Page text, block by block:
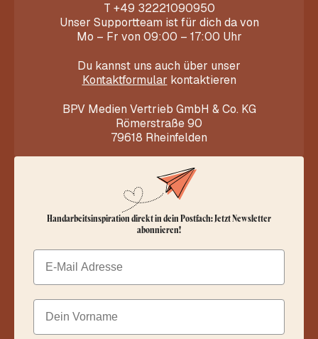
T +49 32221090950
Unser Supportteam ist für dich da von
Mo – Fr von 09:00 – 17:00 Uhr
Du kannst uns auch über unser
Kontaktformular kontaktieren
BPV Medien Vertrieb GmbH & Co. KG
Römerstraße 90
79618 Rheinfelden
Handarbeitsinspiration direkt in dein Postfach: Jetzt Newsletter
abonnieren!
Email
Dein Vorname